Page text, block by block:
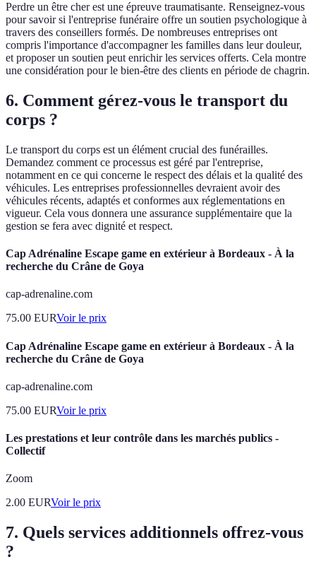
Perdre un être cher est une épreuve traumatisante. Renseignez-vous
pour savoir si l'entreprise funéraire offre un soutien psychologique à
travers des conseillers formés. De nombreuses entreprises ont
compris l'importance d'accompagner les familles dans leur douleur,
et proposer un soutien peut enrichir les services offerts. Cela montre
une considération pour le bien-être des clients en période de chagrin.
6. Comment gérez-vous le transport du
corps ?
Le transport du corps est un élément crucial des funérailles.
Demandez comment ce processus est géré par l'entreprise,
notamment en ce qui concerne le respect des délais et la qualité des
véhicules. Les entreprises professionnelles devraient avoir des
véhicules récents, adaptés et conformes aux réglementations en
vigueur. Cela vous donnera une assurance supplémentaire que la
gestion se fera avec dignité et respect.
Cap Adrénaline Escape game en extérieur à Bordeaux - À la
recherche du Crâne de Goya
cap-adrenaline.com
75.00 EURVoir le prix
Cap Adrénaline Escape game en extérieur à Bordeaux - À la
recherche du Crâne de Goya
cap-adrenaline.com
75.00 EURVoir le prix
Les prestations et leur contrôle dans les marchés publics -
Collectif
Zoom
2.00 EURVoir le prix
7. Quels services additionnels offrez-vous
?